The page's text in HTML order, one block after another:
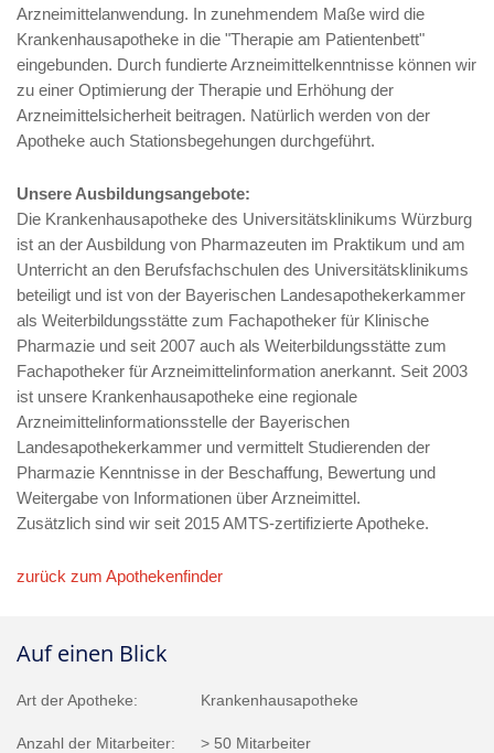
Arzneimittelanwendung. In zunehmendem Maße wird die
Krankenhausapotheke in die "Therapie am Patientenbett"
eingebunden. Durch fundierte Arzneimittelkenntnisse können wir
zu einer Optimierung der Therapie und Erhöhung der
Arzneimittelsicherheit beitragen. Natürlich werden von der
Apotheke auch Stationsbegehungen durchgeführt.
Unsere Ausbildungsangebote:
Die Krankenhausapotheke des Universitätsklinikums Würzburg
ist an der Ausbildung von Pharmazeuten im Praktikum und am
Unterricht an den Berufsfachschulen des Universitätsklinikums
beteiligt und ist von der Bayerischen Landesapothekerkammer
als Weiterbildungsstätte zum Fachapotheker für Klinische
Pharmazie und seit 2007 auch als Weiterbildungsstätte zum
Fachapotheker für Arzneimittelinformation anerkannt. Seit 2003
ist unsere Krankenhausapotheke eine regionale
Arzneimittelinformationsstelle der Bayerischen
Landesapothekerkammer und vermittelt Studierenden der
Pharmazie Kenntnisse in der Beschaffung, Bewertung und
Weitergabe von Informationen über Arzneimittel.
Zusätzlich sind wir seit 2015 AMTS-zertifizierte Apotheke.
zurück zum Apothekenfinder
Auf einen Blick
Art der Apotheke: Krankenhausapotheke
Anzahl der Mitarbeiter: > 50 Mitarbeiter